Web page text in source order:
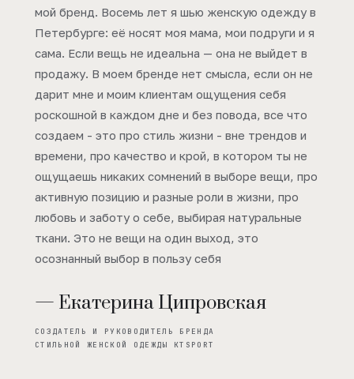
мой бренд. Восемь лет я шью женскую одежду в
Петербурге: её носят моя мама, мои подруги и я
сама. Если вещь не идеальна — она не выйдет в
продажу. В моем бренде нет смысла, если он не
дарит мне и моим клиентам ощущения себя
роскошной в каждом дне и без повода, все что
создаем - это про стиль жизни - вне трендов и
времени, про качество и крой, в котором ты не
ощущаешь никаких сомнений в выборе вещи, про
активную позицию и разные роли в жизни, про
любовь и заботу о себе, выбирая натуральные
ткани. Это не вещи на один выход, это
осознанный выбор в пользу себя
— Екатерина Ципровская
СОЗДАТЕЛЬ И РУКОВОДИТЕЛЬ БРЕНДА
СТИЛЬНОЙ ЖЕНСКОЙ ОДЕЖДЫ KTSPORT